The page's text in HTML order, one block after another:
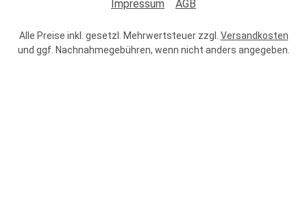
Impressum AGB
Alle Preise inkl. gesetzl. Mehrwertsteuer zzgl. Versandkosten
und ggf. Nachnahmegebühren, wenn nicht anders angegeben.